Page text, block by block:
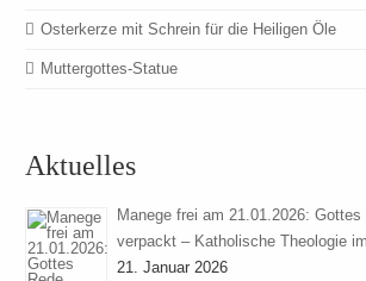
Osterkerze mit Schrein für die Heiligen Öle
Muttergottes-Statue
Aktuelles
Manege frei am 21.01.2026:
verpackt – Katholische Theologie
21. Januar 2026